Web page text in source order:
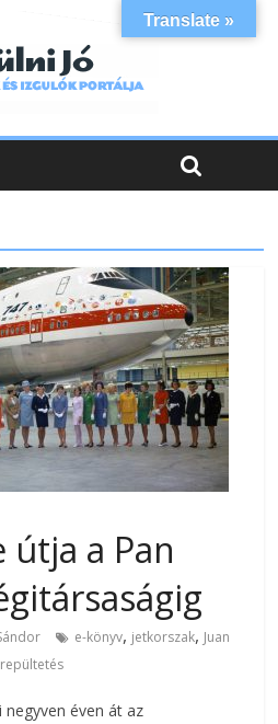
útja a Pan
e-könyv, jetkorszak, Juan
negyven éven át az
Translate »